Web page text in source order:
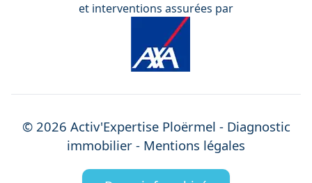
et interventions assurées par
© 2026 Activ'Expertise Ploërmel - Diagnostic
immobilier - Mentions légales